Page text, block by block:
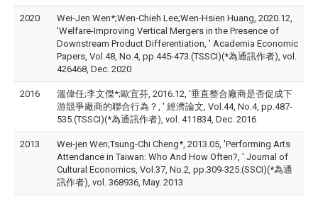
2020
Wei-Jen Wen*;Wen-Chieh Lee;Wen-Hsien Huang, 2020.12,
'Welfare-Improving Vertical Mergers in the Presence of
Downstream Product Differentiation, ' Academia Economic
Papers, Vol.48, No.4, pp.445-473.(TSSCI)(*為通訊作者), vol.
426468, Dec. 2020
2016
溫偉任;李文傑*;歐宜芬, 2016.12, '垂直整合廠商是否促成下
游競爭廠商的聯合行為？, ' 經濟論文, Vol.44, No.4, pp.487-
535.(TSSCI)(*為通訊作者), vol. 411834, Dec. 2016
2013
Wei-jen Wen;Tsung-Chi Cheng*, 2013.05, 'Performing Arts
Attendance in Taiwan: Who And How Often?, ' Journal of
Cultural Economics, Vol.37, No.2, pp.309-325.(SSCI)(*為通
訊作者), vol. 368936, May. 2013